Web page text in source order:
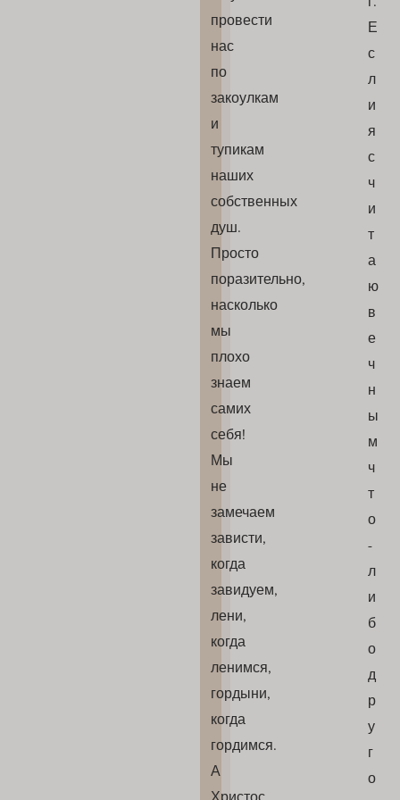
провести
нас
по
закоулкам
и
тупикам
наших
собственных
душ.
Просто
поразительно,
насколько
мы
плохо
знаем
самих
себя!
Мы
не
замечаем
зависти,
когда
завидуем,
лени,
когда
ленимся,
гордыни,
когда
гордимся.
А
Е
с
л
и
я
с
ч
и
т
а
ю
в
е
ч
н
ы
м
ч
т
о
-
л
и
б
о
д
р
у
г
о